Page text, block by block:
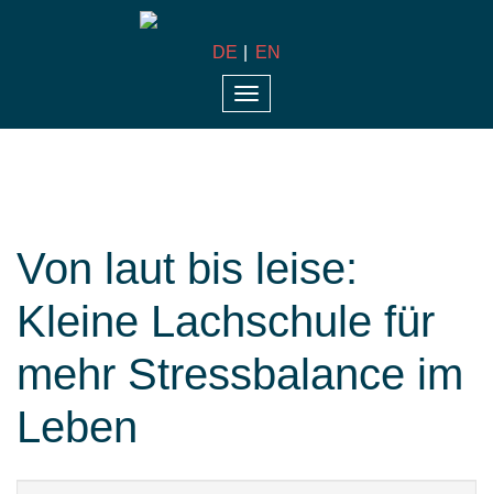
DE EN
Toggle
Von laut bis leise:
Kleine Lachschule für
mehr Stressbalance im
Leben